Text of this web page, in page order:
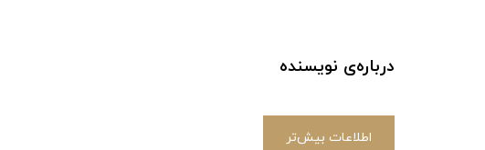
درباره‌ی نویسنده
اطلاعات بیش‌تر